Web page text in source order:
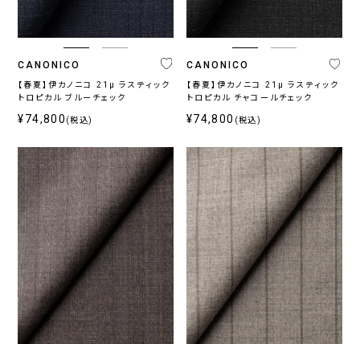
ONLY
ORIGINAL
CANONICO
REDA
DRAGO
MARZOTTO
TOGNA
LORO
PIANA
CEREMONY
COLLECTION
そ
の
他
〜
CANONICO
【春夏】伊カノニコ 21μ ラスティック
トロピカル ブルーチェック
¥74,800 (税込)
CANONICO
【春夏】伊カノニコ 21μ ラスティック
トロピカル チャコールチェック
¥74,800 (税込)